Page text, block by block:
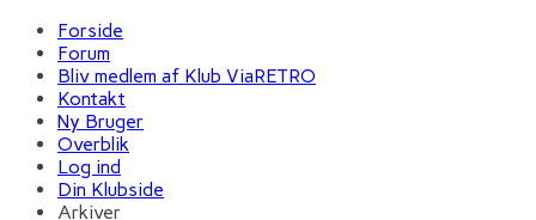
Forside
Forum
Bliv medlem af Klub ViaRETRO
Kontakt
Ny Bruger
Overblik
Log ind
Din Klubside
Arkiver